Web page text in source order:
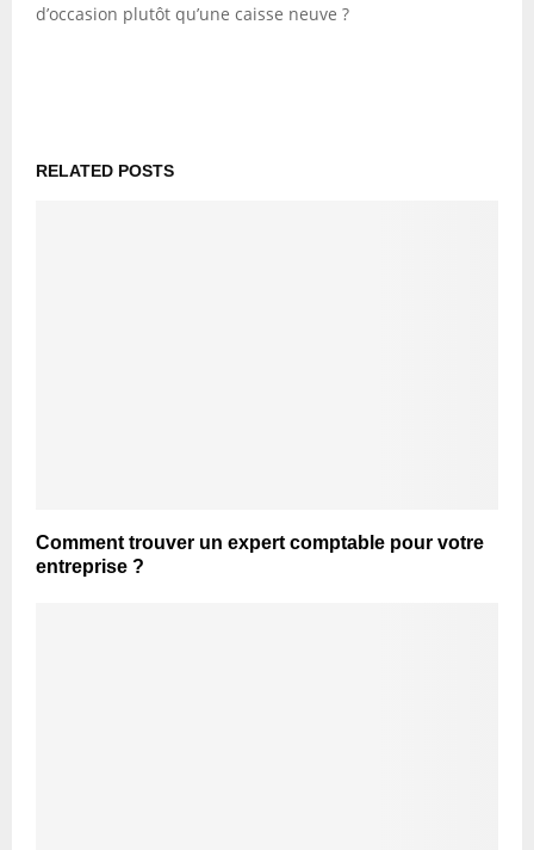
d’occasion plutôt qu’une caisse neuve ?
RELATED POSTS
Comment trouver un expert comptable pour votre
entreprise ?